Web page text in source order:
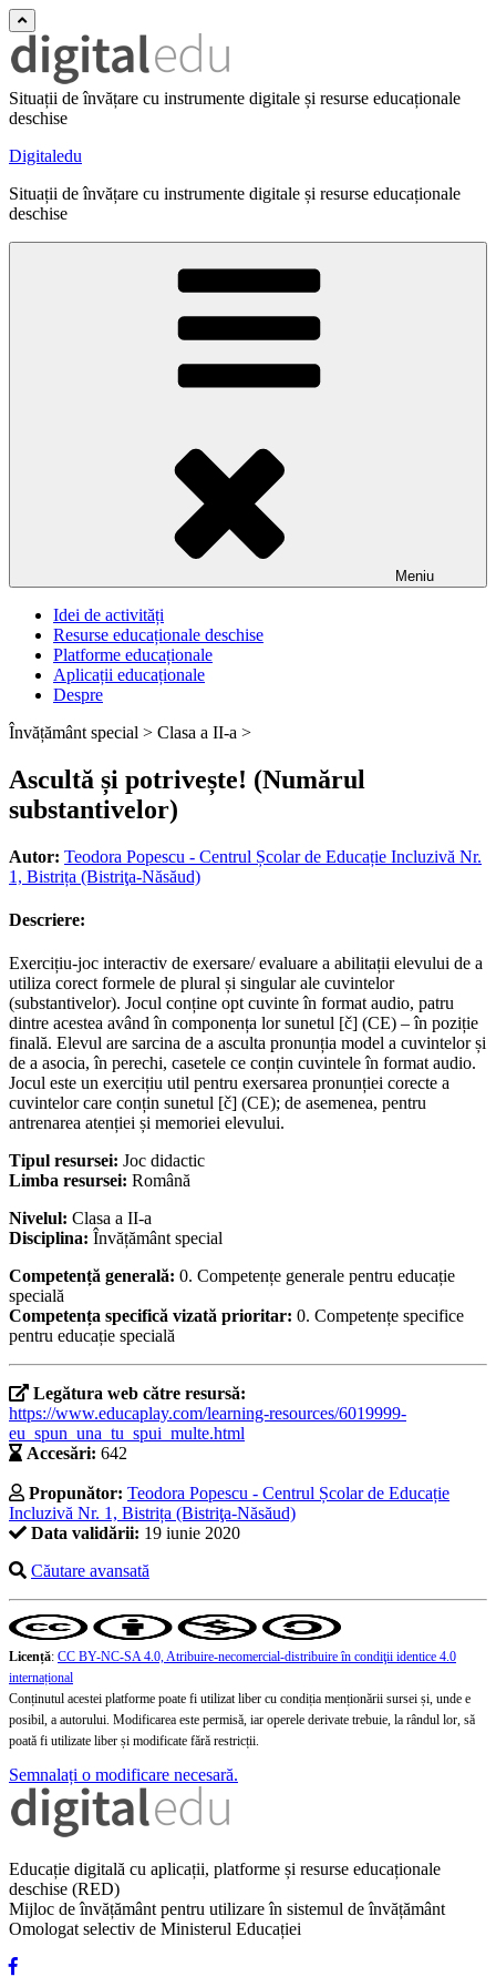
Situații de învățare cu instrumente digitale și resurse educaționale
deschise
Digitaledu
Situații de învățare cu instrumente digitale și resurse educaționale
deschise
Meniu
Idei de activități
Resurse educaționale deschise
Platforme educaționale
Aplicații educaționale
Despre
Învățământ special > Clasa a II-a >
Ascultă și potrivește! (Numărul
substantivelor)
Autor: Teodora Popescu - Centrul Școlar de Educație Incluzivă Nr.
1, Bistrița (Bistriţa-Năsăud)
Descriere:
Exercițiu-joc interactiv de exersare/ evaluare a abilitații elevului de a
utiliza corect formele de plural și singular ale cuvintelor
(substantivelor). Jocul conține opt cuvinte în format audio, patru
dintre acestea având în componența lor sunetul [č] (CE) – în poziție
finală. Elevul are sarcina de a asculta pronunția model a cuvintelor și
de a asocia, în perechi, casetele ce conțin cuvintele în format audio.
Jocul este un exercițiu util pentru exersarea pronunției corecte a
cuvintelor care conțin sunetul [č] (CE); de asemenea, pentru
antrenarea atenției și memoriei elevului.
Tipul resursei: Joc didactic
Limba resursei: Română
Nivelul: Clasa a II-a
Disciplina: Învățământ special
Competență generală: 0. Competențe generale pentru educație
specială
Competența specifică vizată prioritar: 0. Competențe specifice
pentru educație specială
Legătura web către resursă:
https://www.educaplay.com/learning-resources/6019999-
eu_spun_una_tu_spui_multe.html
Accesări: 642
Propunător: Teodora Popescu - Centrul Școlar de Educație
Incluzivă Nr. 1, Bistrița (Bistriţa-Năsăud)
Data validării: 19 iunie 2020
Căutare avansată
Licență: CC BY-NC-SA 4.0, Atribuire-necomercial-distribuire în condiţii identice 4.0
internațional
Conținutul acestei platforme poate fi utilizat liber cu condiția menționării sursei și, unde e
posibil, a autorului. Modificarea este permisă, iar operele derivate trebuie, la rândul lor, să
poată fi utilizate liber și modificate fără restricții.
Semnalați o modificare necesară.
Educație digitală cu aplicații, platforme și resurse educaționale
deschise (RED)
Mijloc de învățământ pentru utilizare în sistemul de învățământ
Omologat selectiv de Ministerul Educației